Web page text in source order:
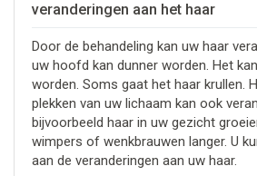
veranderingen aan het haar
Door de behandeling kan uw haar
uw hoofd kan dunner worden. Het
worden. Soms gaat het haar krullen.
plekken van uw lichaam kan ook
bijvoorbeeld haar in uw gezicht
wimpers of wenkbrauwen langer. U
aan de veranderingen aan uw haar.